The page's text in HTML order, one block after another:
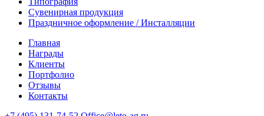
Сувенирная продукция
Праздничное оформление / Инсталляции
Главная
Награды
Клиенты
Портфолио
Отзывы
Контакты